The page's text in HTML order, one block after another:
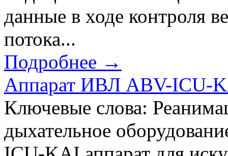
данные в ходе контроля
потока...
Подробнее →
Аппарат ИВЛ ABV-ICU-
Ключевые слова:
дыхательное